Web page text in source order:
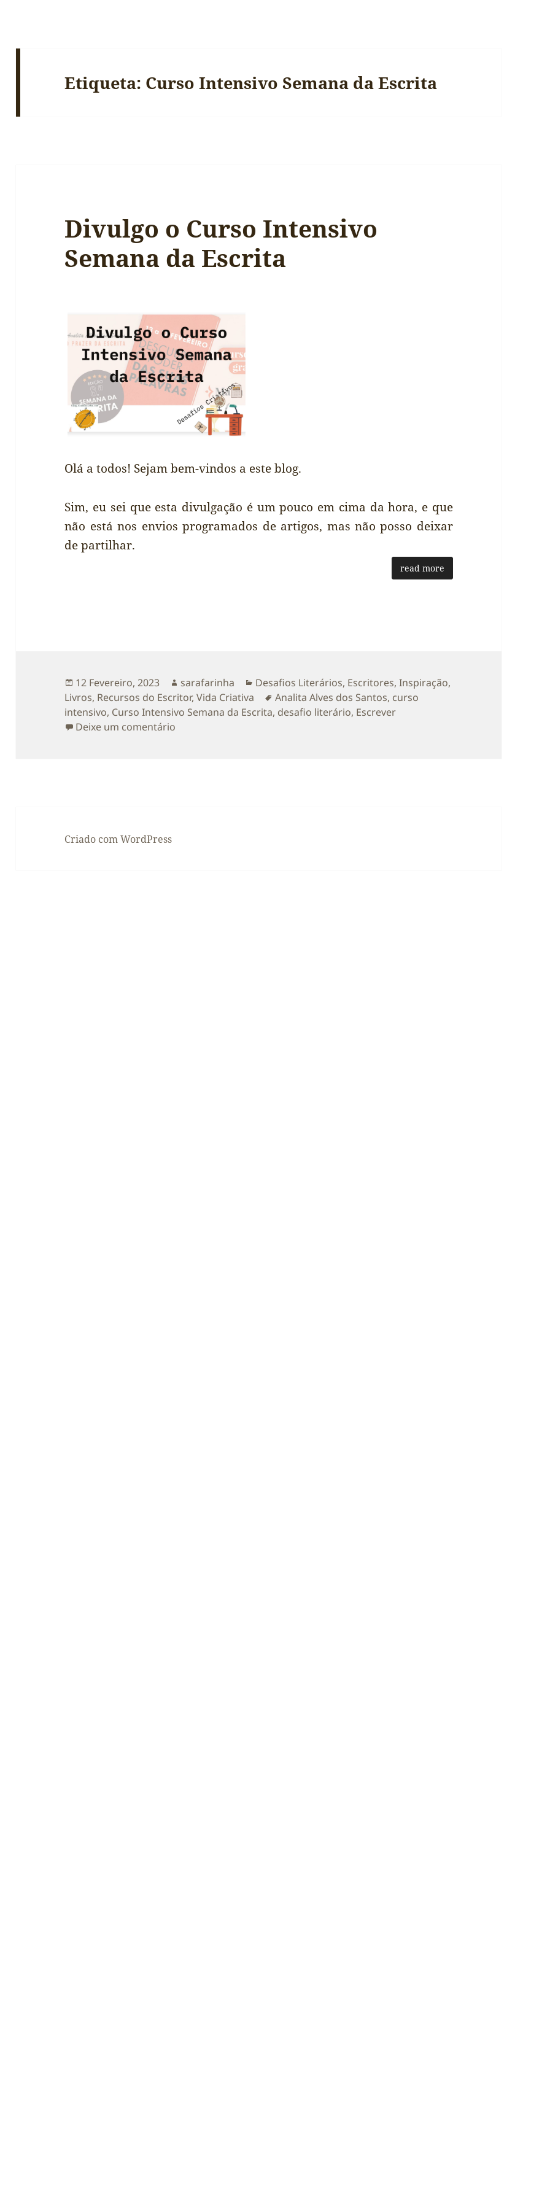
Etiqueta: Curso Intensivo Semana da Escrita
Divulgo o Curso Intensivo
Semana da Escrita
Olá a todos! Sejam bem-vindos a este blog.
Sim, eu sei que esta divulgação é um pouco em cima da hora, e que
não está nos envios programados de artigos, mas não posso deixar
de partilhar.
read more
Publicado
a
12 Fevereiro, 2023 Autor
sarafarinha Categorias
Desafios Literários, Escritores,Inspiração,
Livros, Recursos do Escritor,Vida Criativa Etiquetas
Analita Alves dos Santos, curso
intensivo, Curso Intensivo Semana da Escrita, desafio literário, Escrever
Deixe um comentário
Criado com WordPress